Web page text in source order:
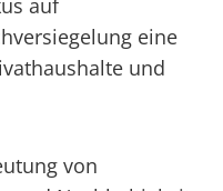
auf
eine
und
von